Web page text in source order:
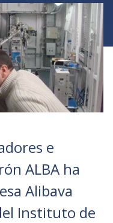
e
ALBA ha
Alibava
Instituto de